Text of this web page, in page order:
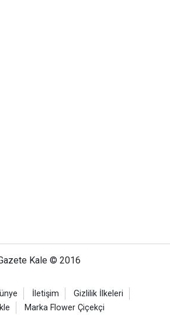
Kale © 2016
İletişim
Gizlilik İlkeleri
Marka Flower Çiçekçi